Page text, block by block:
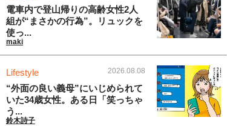
電車内で登山帰りの高齢女性2人
組が“まさかの行為”。リュックを
使っ...
maki
Lifestyle 2026.08.08
“外面の良い義母”にいじめられて
いた34歳女性。ある日「笑っちゃ
う...
鈴木詩子